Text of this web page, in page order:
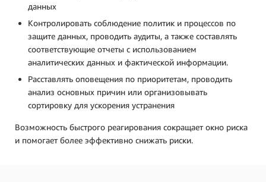
данных
Контролировать соблюдение политик и процессов по
защите данных, проводить аудиты, а также составлять
соответствующие отчеты с использованием
аналитических данных и фактической информации.
Расставлять оповещения по приоритетам, проводить
анализ основных причин или организовывать
сортировку для ускорения устранения
Возможность быстрого реагирования сокращает окно риска
и помогает более эффективно снижать риски.